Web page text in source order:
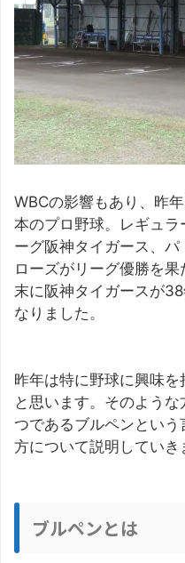
WBCの影響もあり、昨
本のプロ野球。レギュラ
ーグ阪神タイガース、
ローズがリーグ優勝を
末に阪神タイガースが
なりました。
昨年は特に野球に興味
と思います。そのよう
つであるブルペンとい
方について説明していき
ブルペンとは